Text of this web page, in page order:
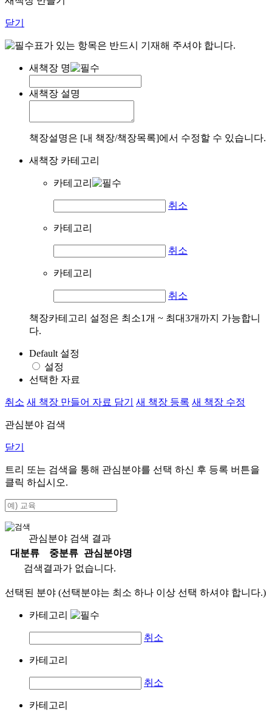
닫기
표가 있는 항목은 반드시 기재해 주셔야 합니다.
새책장 명
새책장 설명
책장설명은 [내 책장/책장목록]에서 수정할 수 있습니다.
새책장 카테고리
카테고리
취소
카테고리
취소
카테고리
취소
책장카테고리 설정은 최소1개 ~ 최대3개까지 가능합니
다.
Default 설정
설정
선택한 자료
취소 새 책장 만들어 자료 담기 새 책장 등록 새 책장 수정
관심분야 검색
닫기
트리 또는 검색을 통해 관심분야를 선택 하신 후 등록 버튼을
클릭 하십시오.
관심분야 검색 결과
대분류
중분류
관심분야명
검색결과가 없습니다.
선택된 분야 (선택분야는 최소 하나 이상 선택 하셔야 합니다.)
카테고리
취소
카테고리
취소
카테고리